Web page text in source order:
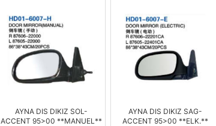
AYNA DIS DIKIZ SOL-
ACCENT 95>00 **MANUEL**
AYNA DIS DIKIZ SAG-
ACCENT 95>00 **ELK.**